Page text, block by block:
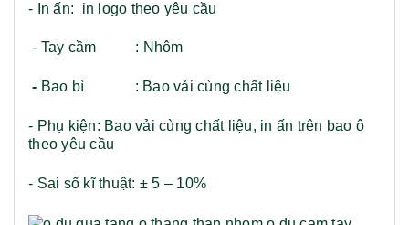
- In ấn: in logo theo yêu cầu
- Tay cầm : Nhôm
- Bao bì : Bao vải cùng chất liệu
- Phụ kiện: Bao vải cùng chất liệu, in ấn trên bao ô
theo yêu cầu
- Sai số kĩ thuật: ± 5 – 10%